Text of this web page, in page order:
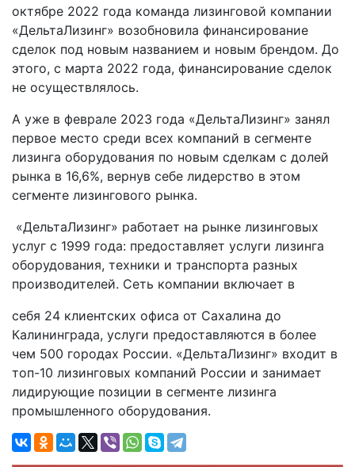
октябре 2022 года команда лизинговой компании
«ДельтаЛизинг» возобновила финансирование
сделок под новым названием и новым брендом. До
этого, с марта 2022 года, финансирование сделок
не осуществлялось.
А уже в феврале 2023 года «ДельтаЛизинг» занял
первое место среди всех компаний в сегменте
лизинга оборудования по новым сделкам с долей
рынка в 16,6%, вернув себе лидерство в этом
сегменте лизингового рынка.
«ДельтаЛизинг» работает на рынке лизинговых
услуг с 1999 года: предоставляет услуги лизинга
оборудования, техники и транспорта разных
производителей. Сеть компании включает в
себя 24 клиентских офиса от Сахалина до
Калининграда, услуги предоставляются в более
чем 500 городах России. «ДельтаЛизинг» входит в
топ-10 лизинговых компаний России и занимает
лидирующие позиции в сегменте лизинга
промышленного оборудования.